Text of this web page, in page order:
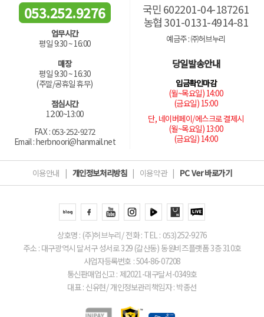
053.252.9276
업무시간
평일 9:30 ~ 16:00
매장
평일 9:30 ~ 16:30
(주말/공휴일 휴무)
점심시간
12:00~13:00
FAX : 053-252-9272
Email : herbnoori@hanmail.net
국민 602201-04-187261
농협 301-0131-4914-81
예금주 : ㈜허브누리
당일발송안내
입금확인마감
(월~목요일) 14:00
(금요일) 15:00
단, 네이버페이/에스크로 결제시
(월~목요일) 13:00
(금요일) 14:00
이용안내 | 개인정보처리방침 | 이용약관 | PC Ver 바로가기
상호명 : (주)허브누리/ 전화 : TEL : 053)252-9276
주소 : 대구광역시 달서구 성서로 329 (갈산동) 동원비즈플랫폼 3층 310호
사업자등록번호 : 504-86-07208
통신판매업신고 : 제2021-대구달서-0349호
대표 : 신유현/ 개인정보관리책임자 : 박종선